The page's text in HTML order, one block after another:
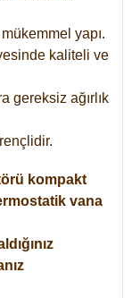
yapı.
kaliteli ve
gereksiz ağırlık
kompakt
vana